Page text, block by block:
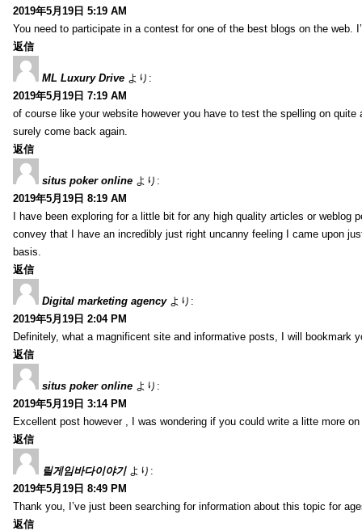
2019年5月19日 5:19 AM
You need to participate in a contest for one of the best blogs on the web.
返信
ML Luxury Drive より:
2019年5月19日 7:19 AM
of course like your website however you have to test the spelling on
surely come back again.
返信
situs poker online より:
2019年5月19日 8:19 AM
I have been exploring for a little bit for any high quality articles or
convey that I have an incredibly just right uncanny feeling I came upon
basis.
返信
Digital marketing agency より:
2019年5月19日 2:04 PM
Definitely, what a magnificent site and informative posts, I will bookmark
返信
situs poker online より:
2019年5月19日 3:14 PM
Excellent post however , I was wondering if you could write a litte more
返信
릴게임바다이야기 より:
2019年5月19日 8:49 PM
Thank you, I’ve just been searching for information about this topic for
返信